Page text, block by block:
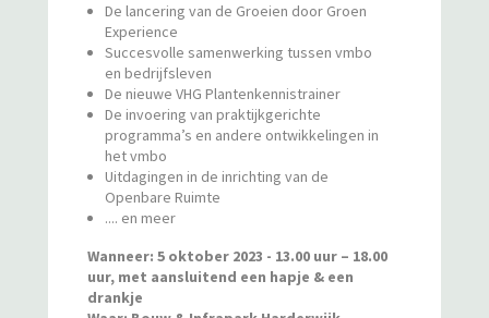
De lancering van de Groeien door Groen
Experience
Succesvolle samenwerking tussen vmbo
en bedrijfsleven
De nieuwe VHG Plantenkennistrainer
De invoering van praktijkgerichte
programma’s en andere ontwikkelingen in
het vmbo
Uitdagingen in de inrichting van de
Openbare Ruimte
.... en meer
Wanneer: 5 oktober 2023 - 13.00 uur – 18.00
uur, met aansluitend een hapje & een
drankje